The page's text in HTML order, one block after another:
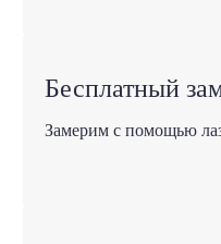
Бесплатный
Замерим с помощью